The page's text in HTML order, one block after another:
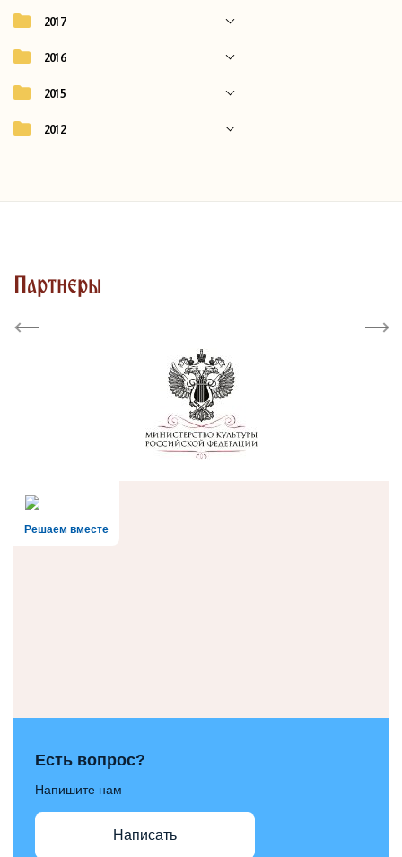
2017
2016
2015
2012
Партнеры
Previous Next
Решаем вместе
Есть вопрос?
Напишите нам
Написать